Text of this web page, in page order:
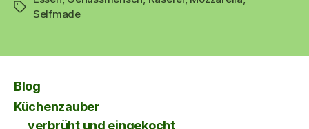
Schlagwörter
Selfmade
Blog
Küchenzauber
verbrüht und eingekocht